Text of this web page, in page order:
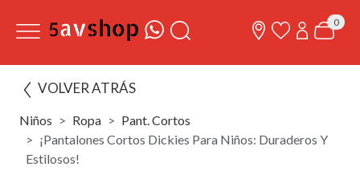
0
VOLVER ATRÁS
Niños Ropa
Pant. Cortos
¡Pantalones Cortos Dickies Para Niños: Duraderos Y
Estilosos!